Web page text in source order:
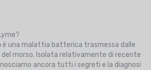
è una malattia batterica trasmessa dalle
morso. Isolata relativamente di recente
ancora tutti i segreti e la diagnosi